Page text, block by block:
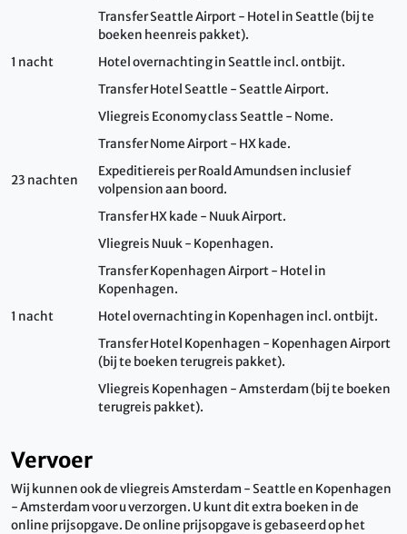
Transfer Seattle Airport - Hotel in Seattle (bij te
boeken heenreis pakket).
1 nacht
Hotel overnachting in Seattle incl. ontbijt.
Transfer Hotel Seattle - Seattle Airport.
Vliegreis Economy class Seattle - Nome.
Transfer Nome Airport - HX kade.
23 nachten
Expeditiereis per Roald Amundsen inclusief
volpension aan boord.
Transfer HX kade - Nuuk Airport.
Vliegreis Nuuk - Kopenhagen.
Transfer Kopenhagen Airport - Hotel in
Kopenhagen.
1 nacht
Hotel overnachting in Kopenhagen incl. ontbijt.
Transfer Hotel Kopenhagen - Kopenhagen Airport
(bij te boeken terugreis pakket).
Vliegreis Kopenhagen - Amsterdam (bij te boeken
terugreis pakket).
Vervoer
Wij kunnen ook de vliegreis Amsterdam - Seattle en Kopenhagen
- Amsterdam voor u verzorgen. U kunt dit extra boeken in de
online prijsopgave. De online prijsopgave is gebaseerd op het